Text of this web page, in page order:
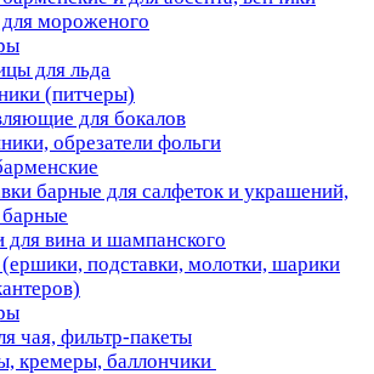
мороженого
для льда
(питчеры)
для бокалов
обрезатели фольги
барные для салфеток и украшений,
для вина и шампанского
(ершики, подставки, молотки, шарики
чая, фильтр-пакеты
кремеры, баллончики